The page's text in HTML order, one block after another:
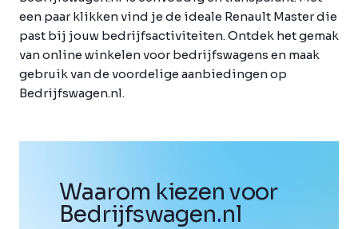
een paar klikken vind je de ideale Renault Master die
past bij jouw bedrijfsactiviteiten. Ontdek het gemak
van online winkelen voor bedrijfswagens en maak
gebruik van de voordelige aanbiedingen op
Bedrijfswagen.nl.
Waarom kiezen voor
Bedrijfswagen.nl